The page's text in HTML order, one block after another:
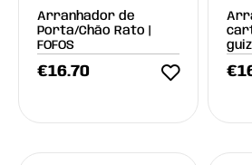
Arranhador de
Porta/Chão Rato |
FOFOS
€16.70 €